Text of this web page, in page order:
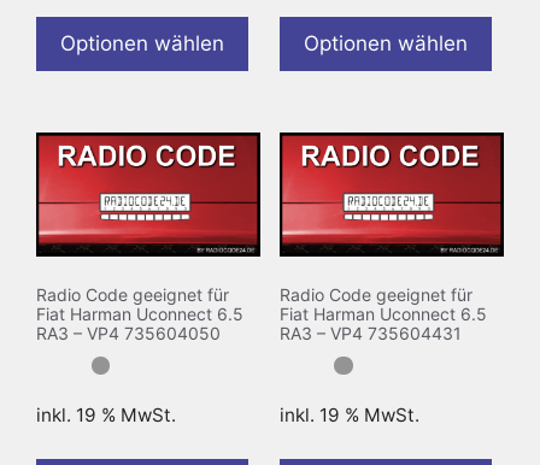
Optionen wählen Optionen wählen
Radio Code geeignet für
Fiat Harman Uconnect 6.5
RA3 – VP4 735604050
inkl. 19 % MwSt.
Radio Code geeignet für
Fiat Harman Uconnect 6.5
RA3 – VP4 735604431
inkl. 19 % MwSt.